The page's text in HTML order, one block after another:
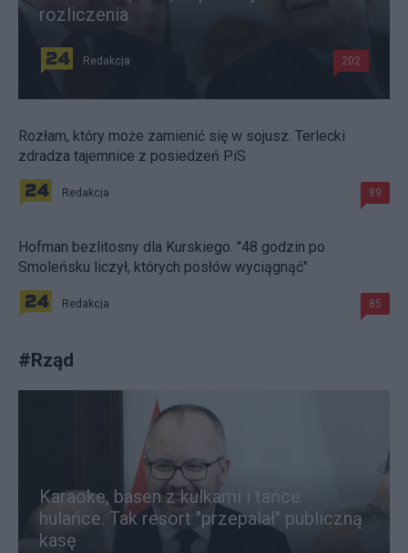
rozliczenia
Redakcja 202
Rozłam, który może zamienić się w sojusz. Terlecki
zdradza tajemnice z posiedzeń PiS
Redakcja 89
Hofman bezlitosny dla Kurskiego. "48 godzin po
Smoleńsku liczył, których posłów wyciągnąć"
Redakcja 85
#Rząd
Karaoke, basen z kulkami i tańce
hulańce. Tak resort "przepalał" publiczną
kasę